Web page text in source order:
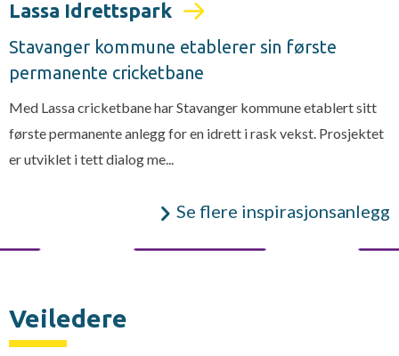
Lassa Idrettspark
Stavanger kommune etablerer sin første
permanente cricketbane
Med Lassa cricketbane har Stavanger kommune etablert sitt
første permanente anlegg for en idrett i rask vekst. Prosjektet
er utviklet i tett dialog me...
Se flere inspirasjonsanlegg
Veiledere